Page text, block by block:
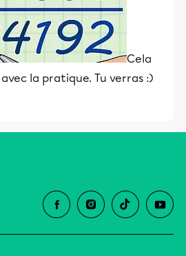
Cela
la pratique. Tu verras :)